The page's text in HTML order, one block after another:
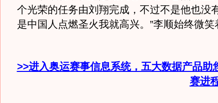
个光荣的任务由刘翔完成，不过不是他也没
是中国人点燃圣火我就高兴。”李顺始终微笑
>>进入奥运赛事信息系统，五大数据产品助
赛进